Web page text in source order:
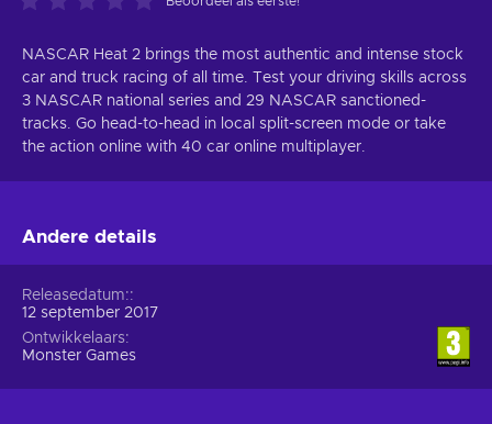
NASCAR Heat 2 brings the most authentic and intense stock
car and truck racing of all time. Test your driving skills across
3 NASCAR national series and 29 NASCAR sanctioned-
tracks. Go head-to-head in local split-screen mode or take
the action online with 40 car online multiplayer.
Andere details
Releasedatum:
12 september 2017
Ontwikkelaars
Monster Games